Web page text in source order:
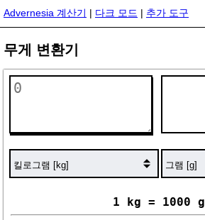
Advernesia 계산기 | 다크 모드 | 추가 도구
무게 변환기
1 kg = 1000 g